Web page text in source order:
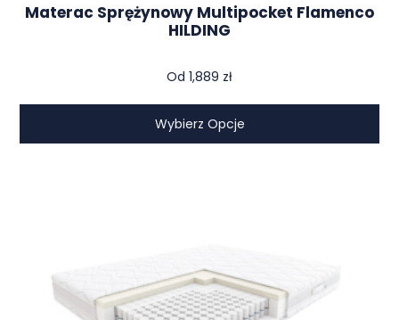
Materac Sprężynowy Multipocket Flamenco
HILDING
Od 1,889 zł
Wybierz Opcje